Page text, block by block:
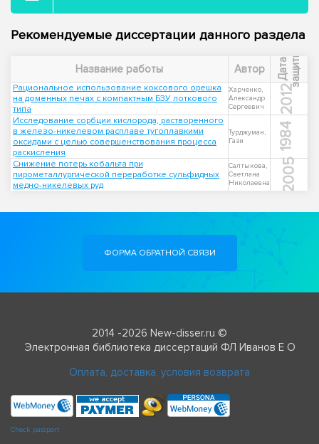
Рекомендуемые диссертации данного раздела
Название работы Автор Д
а
т
а
з
а
щ
и
т ы
Рациональное использование коксового орешка
на доменных печах с компактным БЗУ лоткового
типа
Харченко,
Александр
Сергеевич
2012
Исследование сорбции кислорода, растворенного
в железо-никелевом расплаве тугоплавкими
оксидами с целью совершенствования процесса
раскисления
Турджуман,
Гази
1984
Снижение потерь кобальта при
пирометаллургической переработке сульфидных
медно-никелевых руд
Салтыкова,
Светлана
Николаевна
2005
ФОРМА ОБРАТНОЙ СВЯЗИ
2014 -2026 New-disser.ru ©
Электронная библиотека диссертаций ФЛ Иванов Е О
Оплата, доставка, условия возврата
Check passport